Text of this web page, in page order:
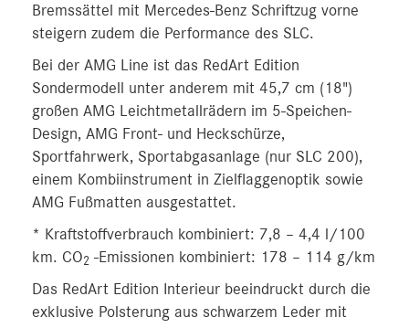
Bremssättel mit Mercedes-Benz Schriftzug vorne
steigern zudem die Performance des SLC.
Bei der AMG Line ist das RedArt Edition
Sondermodell unter anderem mit 45,7 cm (18")
großen AMG Leichtmetallrädern im 5‑Speichen-
Design, AMG Front- und Heckschürze,
Sportfahrwerk, Sportabgasanlage (nur SLC 200),
einem Kombiinstrument in Zielflaggenoptik sowie
AMG Fußmatten ausgestattet.
* Kraftstoffverbrauch kombiniert: 7,8 – 4,4 l/100
km. CO2 -Emissionen kombiniert: 178 – 114 g/km
Das RedArt Edition Interieur beeindruckt durch die
exklusive Polsterung aus schwarzem Leder mit